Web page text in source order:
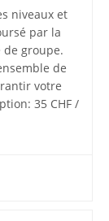
niveaux et
par la
groupe.
de
votre
35 CHF /